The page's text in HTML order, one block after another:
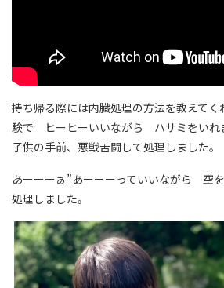
持ち帰る際には内臓処理の方法を教えて
験で ヒーヒーいいながら ハサミをいれ
子供の手前、悪戦苦闘して処理しました。
あーーーぁ”あーーーっていいながら 空
処理しました。